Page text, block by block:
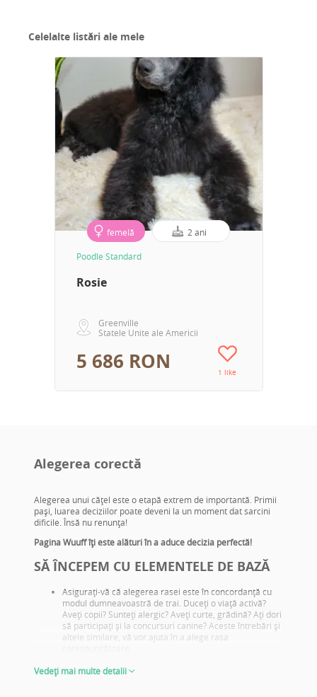
Celelalte listări ale mele
femelă 2 ani
Poodle Standard
Rosie
Greenville
Statele Unite ale Americii
5 686 RON 1 like
Alegerea corectă
Alegerea unui căţel este o etapă extrem de importantă. Primii
paşi, luarea deciziilor poate deveni la un moment dat sarcini
dificile. Însă nu renunţa!
Pagina Wuuff îţi este alături în a aduce decizia perfectă!
SĂ ÎNCEPEM CU ELEMENTELE DE BAZĂ
Asiguraţi-vă că alegerea rasei este în concordanţă cu
modul dumneavoastră de trai. Duceţi o viaţă activă?
Aveţi copii? Sunteţi alergic? Aveţi curte, grădină? Aţi dori
să participaţi şi la concursuri canine? Aceste întrebări şi
altele similare, vă vor ajuta în a alege rasa
rasei şi încercaţi să alegeţi pui din părinţi care deţin
Vedeți mai multe detalii